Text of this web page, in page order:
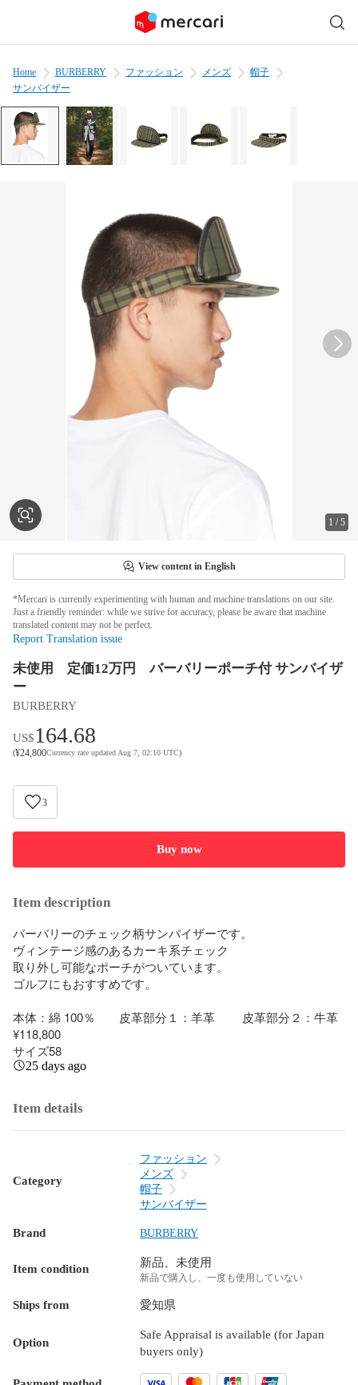
Home BURBERRY ファッション メンズ
帽子
サンバイザー
1 /5
View content in English
*Mercari is currently experimenting with human and machine translations on our site.
Just a friendly reminder: while we strive for accuracy, please be aware that machine
translated content may not be perfect.
Report Translation issue
未使用 定価12万円 バーバリーポーチ付 サンバイザ
ー
BURBERRY
US$164.68
(¥24,800Currency rate updated Aug 7, 02:10 UTC)
3
Buy now
Item description
バーバリーのチェック柄サンバイザーです。
ヴィンテージ感のあるカーキ系チェック
取り外し可能なポーチがついています。
ゴルフにもおすすめです。
本体：綿 100％　　皮革部分１：羊革 　　皮革部分２：牛革
¥118,800
サイズ58
25 days ago
Item details
Category
ファッション
メンズ
帽子
サンバイザー
Brand BURBERRY
Item condition 新品、未使用
新品で購入し、一度も使用していない
Ships from 愛知県
Option
Safe Appraisal is available (for Japan
buyers only)